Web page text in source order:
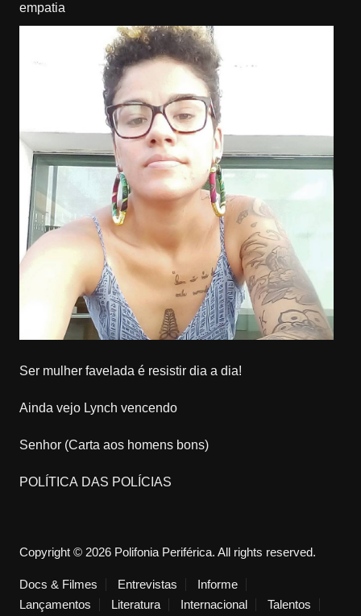
empatia
Ser mulher favelada é resistir dia a dia!
Ainda vejo Lynch vencendo
Senhor (Carta aos homens bons)
POLÍTICA DAS POLÍCIAS
Copyright © 2026 Polifonia Periférica. All rights reserved.
Docs & Filmes Entrevistas
Informe
Lançamentos
Literatura Internacional Talentos